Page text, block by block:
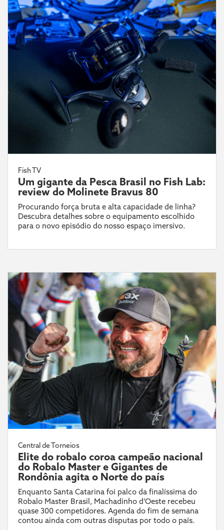
Fish TV
Um gigante da Pesca Brasil no Fish Lab:
review do Molinete Bravus 80
Procurando força bruta e alta capacidade de linha?
Descubra detalhes sobre o equipamento escolhido
para o novo episódio do nosso espaço imersivo.
Central de Torneios
Elite do robalo coroa campeão nacional
do Robalo Master e Gigantes de
Rondônia agita o Norte do país
Enquanto Santa Catarina foi palco da finalíssima do
Robalo Master Brasil, Machadinho d’Oeste recebeu
quase 300 competidores. Agenda do fim de semana
contou ainda com outras disputas por todo o país.